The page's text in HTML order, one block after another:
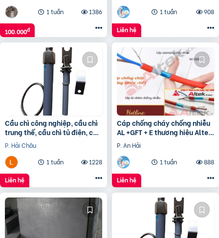
1 tuần
1386
100.000đ
1 tuần
908
Liên hệ
Cầu chì công nghiệp, cầu chì
trung thế, cầu chì tủ điện, cầu
chì trạm biến áp,
P. Hải Châu
1 tuần
1228
Liên hệ
Cáp chống cháy chống nhiễu
AL +GFT + E thương hiệu Altek
Kabel
P. An Hải
1 tuần
888
Liên hệ